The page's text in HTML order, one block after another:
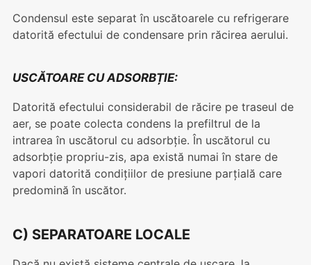
Condensul este separat în uscătoarele cu refrigerare
datorită efectului de condensare prin răcirea aerului.
USCĂTOARE CU ADSORBȚIE:
Datorită efectului considerabil de răcire pe traseul de
aer, se poate colecta condens la prefiltrul de la
intrarea în uscătorul cu adsorbție. În uscătorul cu
adsorbție propriu-zis, apa există numai în stare de
vapori datorită condițiilor de presiune parțială care
predomină în uscător.
C) SEPARATOARE LOCALE